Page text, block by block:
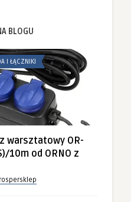
BLOGU
I ŁĄCZNIKI
warsztatowy OR-
10m od ORNO z